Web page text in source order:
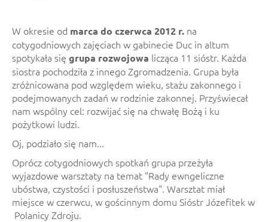
W okresie od marca do czerwca 2012 r. na
cotygodniowych zajęciach w gabinecie Duc in altum
spotykała się grupa rozwojowa licząca 11 sióstr. Każda
siostra pochodziła z innego Zgromadzenia. Grupa była
zróżnicowana pod względem wieku, stażu zakonnego i
podejmowanych zadań w rodzinie zakonnej. Przyświecał
nam wspólny cel: rozwijać się na chwałę Bożą i ku
pożytkowi ludzi.
Oj, podziało się nam...
Oprócz cotygodniowych spotkań grupa przeżyła
wyjazdowe warsztaty na temat "Rady ewngeliczne
ubóstwa, czystości i posłuszeństwa". Warsztat miał
miejsce w czerwcu, w gościnnym domu Sióstr Józefitek w
Polanicy Zdroju.